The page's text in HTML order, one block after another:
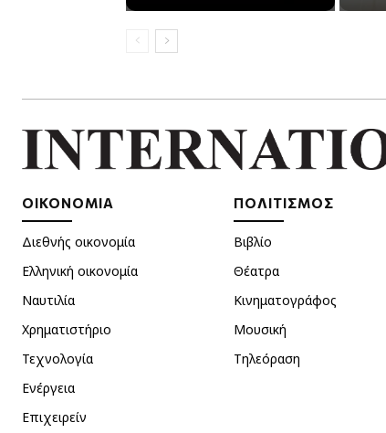
ΟΙΚΟΝΟΜΙΑ
Διεθνής οικονομία
Ελληνική οικονομία
Ναυτιλία
Χρηματιστήριο
Τεχνολογία
Ενέργεια
Επιχειρείν
ΠΟΛΙΤΙΣΜΟΣ
Βιβλίο
Θέατρα
Κινηματογράφος
Μουσική
Τηλεόραση